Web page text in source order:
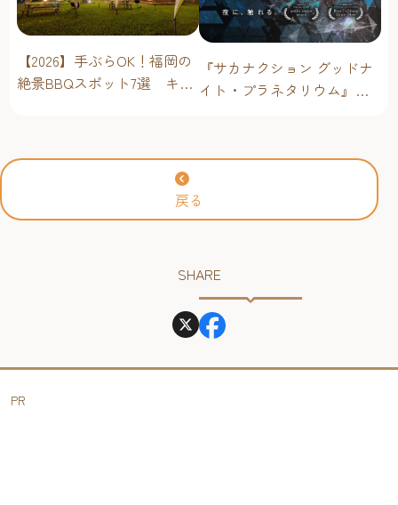
【2026】手ぶらOK！福岡の
絶景BBQスポット7選 キャ
『サカナクション グッドナ
イト・プラネタリウム』が
2026年
戻る
SHARE
PR